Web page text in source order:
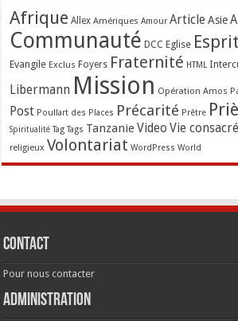
Afrique Allex Amériques Amour Article Asie
Communauté DCC Eglise
Evangile Exclus Foyers Fraternité HTML
Libermann Mission Opération Amos
Post Poullart des Places Précarité Prêtre
Spiritualité Tag Tags TanzanieVideo Vie
religieux Volontariat WordPress World
Contact
Pour nous contacter
Administration